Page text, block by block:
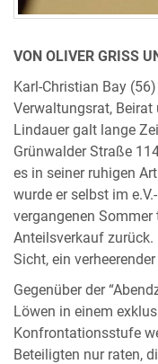
VON OLIVER GRISS
Karl-Christian Bay
Verwaltungsrat, Beirat
Lindauer galt lange
Grünwalder Straße
es in seiner ruhigen
wurde er selbst im
vergangenen
Anteilsverkauf zurück.
Sicht, ein
Gegenüber der
Löwen in einem
Konfrontationsstufe
Beteiligten nur raten,